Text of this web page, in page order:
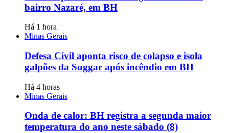
bairro Nazaré, em BH
Há 1 hora
Minas Gerais
Defesa Civil aponta risco de colapso e isola
galpões da Suggar após incêndio em BH
Há 4 horas
Minas Gerais
Onda de calor: BH registra a segunda maior
temperatura do ano neste sábado (8)